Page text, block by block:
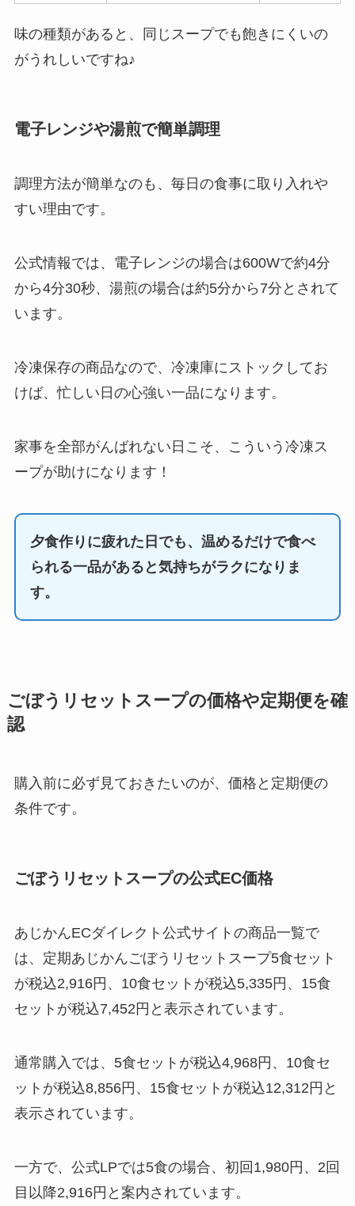
味の種類があると、同じスープでも飽きにくいの
がうれしいですね♪
電子レンジや湯煎で簡単調理
調理方法が簡単なのも、毎日の食事に取り入れや
すい理由です。
公式情報では、電子レンジの場合は600Wで約4分
から4分30秒、湯煎の場合は約5分から7分とされて
います。
冷凍保存の商品なので、冷凍庫にストックしてお
けば、忙しい日の心強い一品になります。
家事を全部がんばれない日こそ、こういう冷凍ス
ープが助けになります！
夕食作りに疲れた日でも、温めるだけで食べ
られる一品があると気持ちがラクになりま
す。
ごぼうリセットスープの価格や定期便を確
認
購入前に必ず見ておきたいのが、価格と定期便の
条件です。
ごぼうリセットスープの公式EC価格
あじかんECダイレクト公式サイトの商品一覧で
は、定期あじかんごぼうリセットスープ5食セット
が税込2,916円、10食セットが税込5,335円、15食
セットが税込7,452円と表示されています。
通常購入では、5食セットが税込4,968円、10食セ
ットが税込8,856円、15食セットが税込12,312円と
表示されています。
一方で、公式LPでは5食の場合、初回1,980円、2回
目以降2,916円と案内されています。